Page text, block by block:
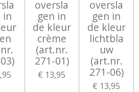
in
oversla
gen in
de kleur
crème
(art.nr.
271-01)
€ 13,95
oversla
gen in
de kleur
lichtbla
uw
(art.nr.
271-06)
€ 13,95